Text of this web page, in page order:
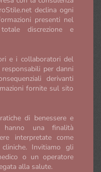
declina ogni
presenti nel
discrezione e
e i collaboratori del
per danni
derivanti
fornite sul sito
di benessere e
una finalità
interpretate come
cliniche. Invitiamo gli
o un operatore
alla salute.